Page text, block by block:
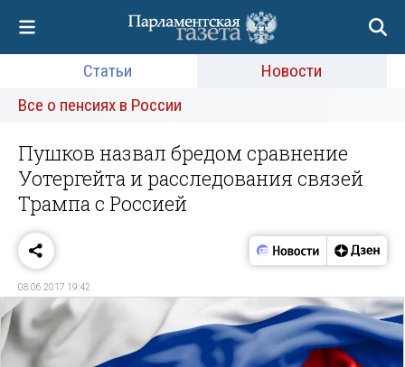
Статьи
Новости
Все о пенсиях в России
Пушков назвал бредом сравнение
Уотергейта и расследования связей
Трампа с Россией
08.06.2017 19:42